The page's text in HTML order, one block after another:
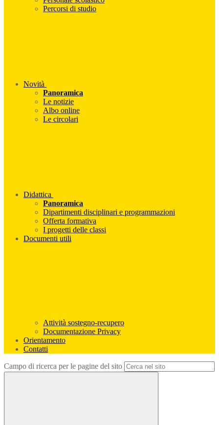
Percorsi di studio
Novità
Panoramica
Le notizie
Albo online
Le circolari
Didattica
Panoramica
Dipartimenti disciplinari e programmazioni
Offerta formativa
I progetti delle classi
Documenti utili
Attività sostegno-recupero
Documentazione Privacy
Orientamento
Contatti
Campo di ricerca per le pagine del sito